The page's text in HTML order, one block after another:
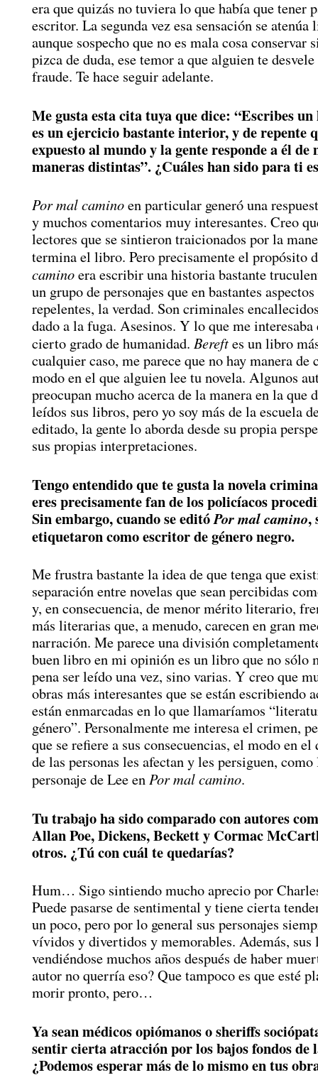
era que quizás no tuviera lo que había que tener
escritor. La segunda vez esa sensación se atenúa
aunque sospecho que no es mala cosa conservar
pizca de duda, ese temor a que alguien te
fraude. Te hace seguir adelante.
Me gusta esta cita tuya que dice: “Escribes
es un ejercicio bastante interior, y de repente
expuesto al mundo y la gente responde a él de
maneras distintas”. ¿Cuáles han sido para ti
Por mal caminoen particular generó una
y muchos comentarios muy interesantes. Creo
lectores que se sintieron traicionados por la
termina el libro. Pero precisamente el propósito
caminoera escribir una historia bastante
un grupo de personajes que en bastantes
repelentes, la verdad. Son criminales
dado a la fuga. Asesinos. Y lo que me
cierto grado de humanidad. Bereftes un libro
cualquier caso, me parece que no hay manera de
modo en el que alguien lee tu novela. Algunos
preocupan mucho acerca de la manera en la que
leídos sus libros, pero yo soy más de la escuela
editado, la gente lo aborda desde su propia
sus propias interpretaciones.
Tengo entendido que te gusta la novela
eres precisamente fan de los policíacos
Sin embargo, cuando se editóPor mal camino,
etiquetaron como escritor de género negro.
Me frustra bastante la idea de que tenga que
separación entre novelas que sean percibidas
y, en consecuencia, de menor mérito literario,
más literarias que, a menudo, carecen en gran
narración. Me parece una división
buen libro en mi opinión es un libro que no sólo
pena ser leído una vez, sino varias. Y creo que
obras más interesantes que se están escribiendo
están enmarcadas en lo que llamaríamos
género”. Personalmente me interesa el crimen,
que se refiere a sus consecuencias, el modo en el
de las personas les afectan y les persiguen, como
personaje de Lee en Por mal camino.
Tu trabajo ha sido comparado con autores
Allan Poe, Dickens, Beckett y Cormac
otros. ¿Tú con cuál te quedarías?
Hum… Sigo sintiendo mucho aprecio por
Puede pasarse de sentimental y tiene cierta
un poco, pero por lo general sus personajes
vívidos y divertidos y memorables. Además, sus
vendiéndose muchos años después de haber
autor no querría eso? Que tampoco es que esté
morir pronto, pero…
Ya sean médicos opiómanos o sheriffs
sentir cierta atracción por los bajos fondos de
¿Podemos esperar más de lo mismo en tus